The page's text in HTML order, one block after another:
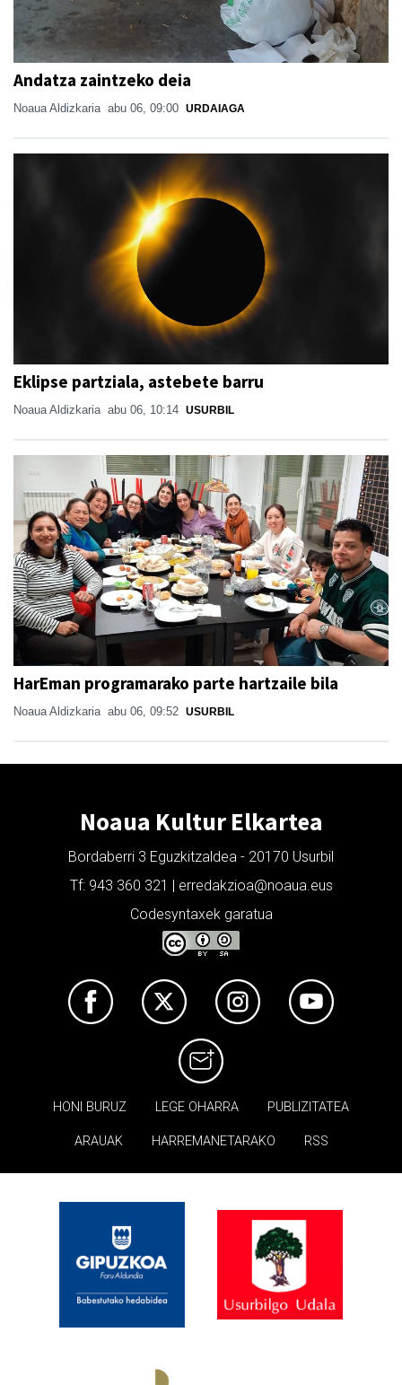
Andatza zaintzeko deia
Noaua Aldizkaria abu 06, 09:00 URDAIAGA
Eklipse partziala, astebete barru
Noaua Aldizkaria abu 06, 10:14 USURBIL
HarEman programarako parte hartzaile bila
Noaua Aldizkaria abu 06, 09:52 USURBIL
Noaua Kultur Elkartea
Bordaberri 3 Eguzkitzaldea - 20170 Usurbil
Tf: 943 360 321 | erredakzioa@noaua.eus
Codesyntaxek garatua
HONI BURUZ LEGE OHARRA PUBLIZITATEA
ARAUAK HARREMANETARAKO RSS